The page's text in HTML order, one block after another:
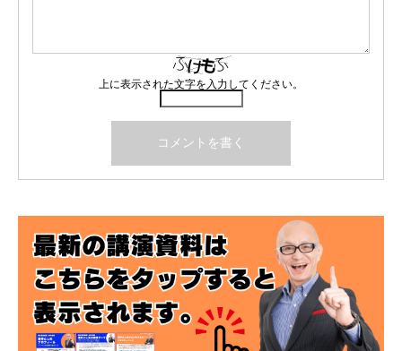
上に表示された文字を入力してください。